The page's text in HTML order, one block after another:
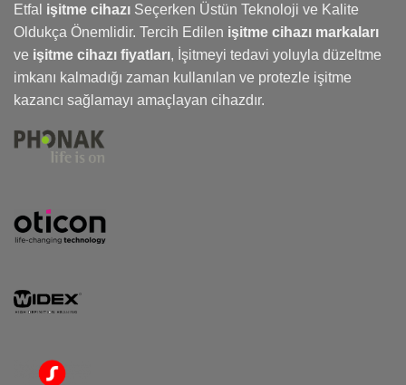
Etfal işitme cihazı Seçerken Üstün Teknoloji ve Kalite
Oldukça Önemlidir. Tercih Edilen işitme cihazı markaları
ve işitme cihazı fiyatları, İşitmeyi tedavi yoluyla düzeltme
imkanı kalmadığı zaman kullanılan ve protezle işitme
kazancı sağlamayı amaçlayan cihazdır.